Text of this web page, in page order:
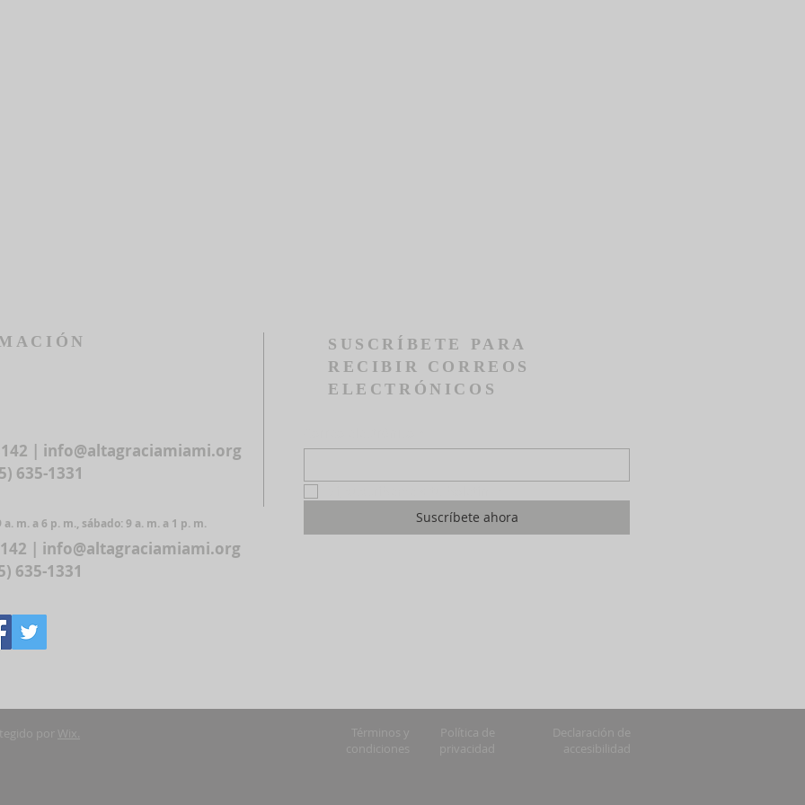
| info@altagraciamiami.org
635-1331
m. a 6 p. m., sábado: 9 a. m. a 1 p. m.
| info@altagraciamiami.org
635-1331
SUSCRÍBETE PARA
RECIBIR CORREOS
ELECTRÓNICOS
Suscríbete ahora
por Wix.
Términos y
condiciones
Política de
privacidad
Declaración de
accesibilidad